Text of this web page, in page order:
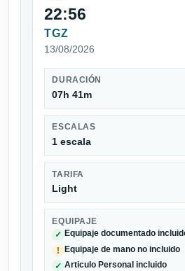
22:56
TGZ
13/08/2026
DURACIÓN
07h 41m
ESCALAS
1 escala
TARIFA
Light
EQUIPAJE
✓ Equipaje documentado
! Equipaje de mano no incluido
✓ Articulo Personal incluido